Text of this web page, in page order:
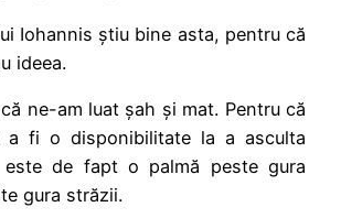
Iohannis știu bine asta, pentru că
ideea.
ne-am luat șah și mat. Pentru că
a fi o disponibilitate la a asculta
de fapt o palmă peste gura
gura străzii.